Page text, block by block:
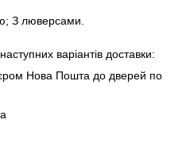
З люверсами.
варіантів доставки:
Нова Пошта до дверей по